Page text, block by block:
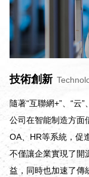
技術創新
隨著“互聯網+”、“云
公司在智能制造方面
OA、HR等系統，促
不僅讓企業實現了開
益，同時也加速了傳